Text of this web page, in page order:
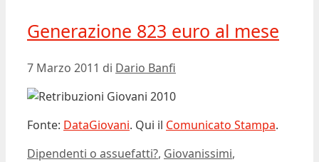
Generazione 823 euro al mese
7 Marzo 2011 di Dario Banfi
Fonte: DataGiovani. Qui il Comunicato Stampa.
Categorie
Dipendenti o assuefatti?, Giovanissimi,